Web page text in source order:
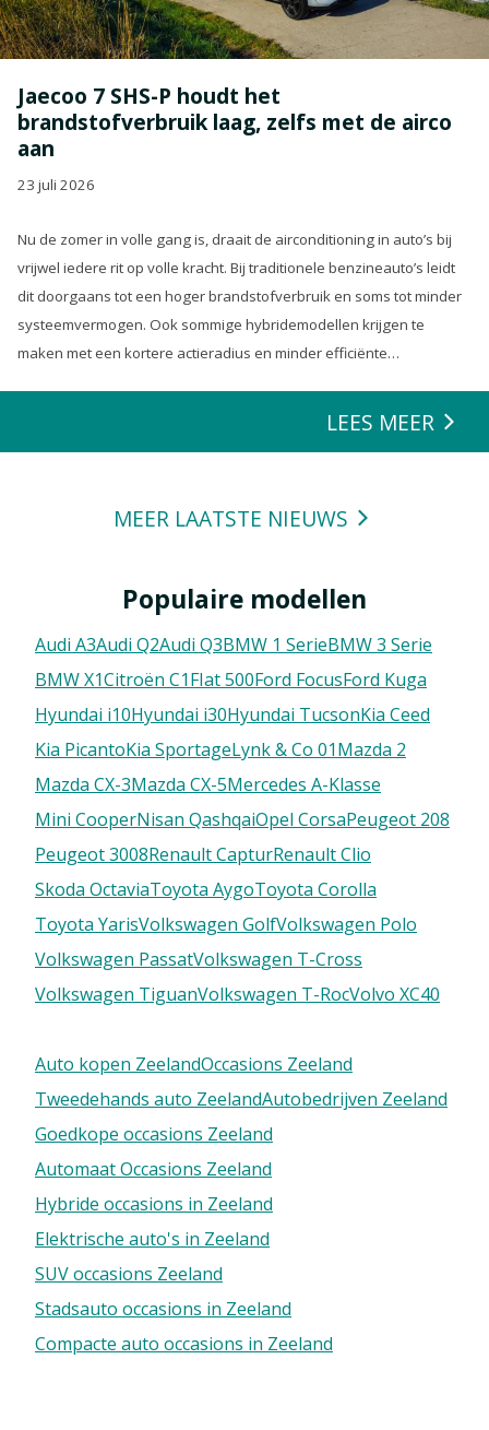
Jaecoo 7 SHS-P houdt het
brandstofverbruik laag, zelfs met de airco
aan
23 juli 2026
Nu de zomer in volle gang is, draait de airconditioning in auto’s bij
vrijwel iedere rit op volle kracht. Bij traditionele benzineauto’s leidt
dit doorgaans tot een hoger brandstofverbruik en soms tot minder
systeemvermogen. Ook sommige hybridemodellen krijgen te
maken met een kortere actieradius en minder efficiënte
LEES MEER
MEER LAATSTE NIEUWS
Populaire modellen
Audi A3Audi Q2Audi Q3BMW 1 SerieBMW 3 Serie
BMW X1Citroën C1FIat 500Ford FocusFord Kuga
Hyundai i10Hyundai i30Hyundai TucsonKia Ceed
Kia PicantoKia SportageLynk & Co 01Mazda 2
Mazda CX-3Mazda CX-5Mercedes A-Klasse
Mini CooperNisan QashqaiOpel CorsaPeugeot 208
Peugeot 3008Renault CapturRenault Clio
Skoda OctaviaToyota AygoToyota Corolla
Toyota YarisVolkswagen GolfVolkswagen Polo
Volkswagen PassatVolkswagen T-Cross
Volkswagen TiguanVolkswagen T-RocVolvo XC40
Auto kopen ZeelandOccasions Zeeland
Tweedehands auto ZeelandAutobedrijven Zeeland
Goedkope occasions Zeeland
Automaat Occasions Zeeland
Hybride occasions in Zeeland
Elektrische auto's in Zeeland
SUV occasions Zeeland
Stadsauto occasions in Zeeland
Compacte auto occasions in Zeeland